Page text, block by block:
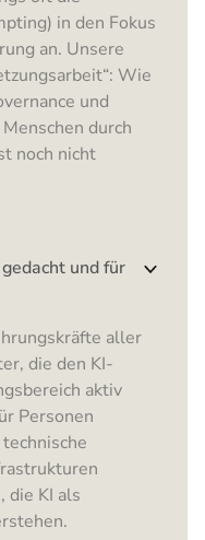
in den Fokus
an. Unsere
Wie
und
durch
noch nicht
und für
aller
die den KI-
aktiv
Personen
die KI als